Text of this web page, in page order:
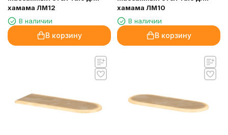
хамама ЛМ12
В наличии
В корзину
хамама ЛМ10
В наличии
В корзину